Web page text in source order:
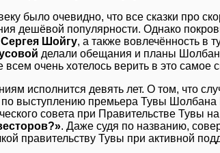
было очевидно, что все сказки про
дешёвой популярности. Однако
Сергея Шойгу, а также вовлечённость в
делали обещания и планы
очень хотелось верить в это самое
исполнится девять лет. О том, что
по выступлению премьера Тувы Шолбана
совета при Правительстве Тувы
. Даже судя по названию,
правительству Тувы при активной